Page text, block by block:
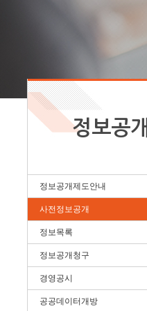
정보공개
정보공개제도안내
사전정보공개
정보목록
정보공개청구
경영공시
공공데이터개방